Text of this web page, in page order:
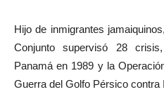
Hijo de inmigrantes
Conjunto supervisó 28
Panamá en 1989 y la
Guerra del Golfo Pérsico contra